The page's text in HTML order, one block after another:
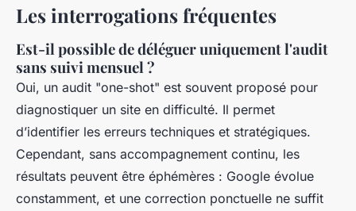
Les interrogations fréquentes
Est-il possible de déléguer uniquement l'audit
sans suivi mensuel ?
Oui, un audit "one-shot" est souvent proposé pour
diagnostiquer un site en difficulté. Il permet
d’identifier les erreurs techniques et stratégiques.
Cependant, sans accompagnement continu, les
résultats peuvent être éphémères : Google évolue
constamment, et une correction ponctuelle ne suffit